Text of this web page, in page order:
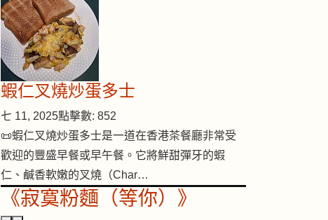
蝦仁叉燒炒蛋多士
七 11, 2025點擊數: 852
📜蝦仁叉燒炒蛋多士是一道在香港茶餐廳非常受
歡迎的豐盛早餐或早午餐。它將鮮甜彈牙的蝦
仁、鹹香軟嫩的叉燒（Char…
《寂寞粉麵（等你）》